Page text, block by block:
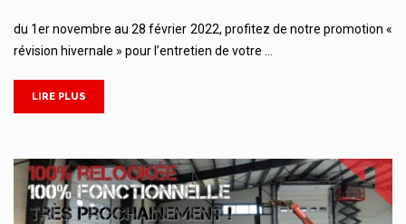
du 1er novembre au 28 février 2022, profitez de notre promotion «
révision hivernale » pour l’entretien de votre …
LIRE PLUS